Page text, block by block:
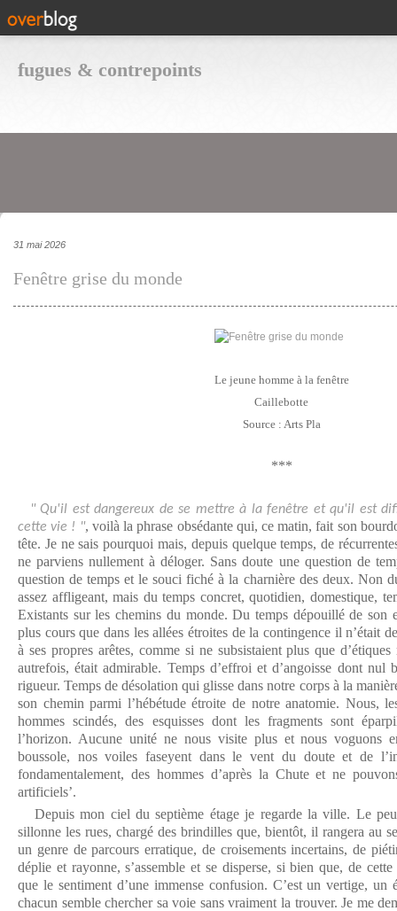
fugues & contrepoints
31 mai 2026
Fenêtre grise du monde
Le jeune homme à la fenêtre
Caillebotte
Source : Arts Pla
***
" Qu'il est dangereux de se mettre à la fenêtre et qu'il est
cette vie ! ", voilà la phrase obsédante qui, ce matin, fait son
tête. Je ne sais pourquoi mais, depuis quelque temps, de
ne parviens nullement à déloger. Sans doute une question de
question de temps et le souci fiché à la charnière des deux. Non
assez affligeant, mais du temps concret, quotidien, domestique,
Existants sur les chemins du monde. Du temps dépouillé de son
plus cours que dans les allées étroites de la contingence il n’était
à ses propres arêtes, comme si ne subsistaient plus que
autrefois, était admirable. Temps d’effroi et d’angoisse dont nul
rigueur. Temps de désolation qui glisse dans notre corps à la
son chemin parmi l’hébétude étroite de notre anatomie. Nous,
hommes scindés, des esquisses dont les fragments sont
l’horizon. Aucune unité ne nous visite plus et nous voguons
boussole, nos voiles faseyent dans le vent du doute et de
fondamentalement, des hommes d’après la Chute et ne
artificiels’.
Depuis mon ciel du septième étage je regarde la ville. Le
sillonne les rues, chargé des brindilles que, bientôt, il rangera au
un genre de parcours erratique, de croisements incertains, de
déplie et rayonne, s’assemble et se disperse, si bien que, de
que le sentiment d’une immense confusion. C’est un vertige, un
chacun semble chercher sa voie sans vraiment la trouver. Je me